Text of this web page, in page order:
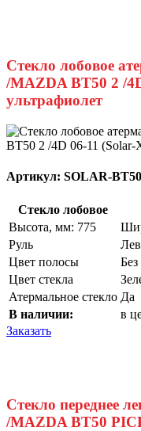
Стекло лобовое
/MAZDA BT50 2 /
ультрафиолет
Артикул: SOLAR-
Стекло лобовое
Высота, мм: 775
Руль
Цвет полосы
Цвет стекла
Атермальное стекло Да
В наличии:
в
Заказать
Стекло переднее
/MAZDA BT50